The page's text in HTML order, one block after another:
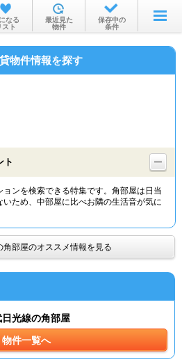
部屋を探す
沿線・駅から
物件特集から
TOP
なる
スト
最近見た
物件
保存中の
条件
物件情報を探す
ト
ンを検索できる特集です。角部屋は日当
ため、中部屋に比べお隣の生活音が気に
角部屋のオススメ情報を見る
日光線の角部屋
物件一覧へ